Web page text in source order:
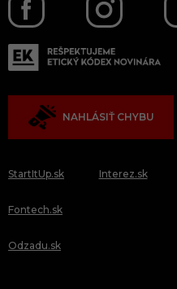
NAHLÁSIŤ CHYBU
StartItUp.sk
Fontech.sk
Odzadu.sk
Interez.sk